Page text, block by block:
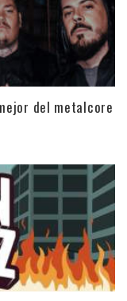
del metalcore